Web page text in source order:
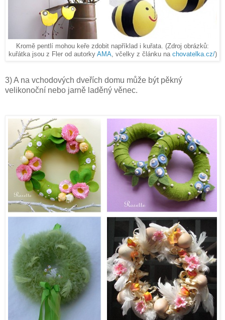
Kromě pentlí mohou keře zdobit například i kuřata. (Zdroj obrázků:
kuřátka jsou z Fler od autorky AMA, včelky z článku na chovatelka.cz/)
3) A na vchodových dveřích domu může být pěkný
velikonoční nebo jarně laděný věnec.